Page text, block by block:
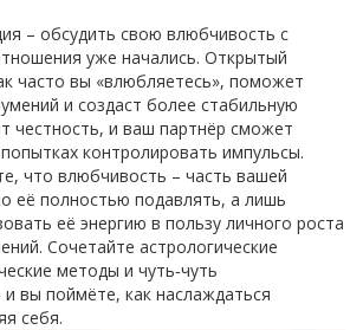
– обсудить свою влюбчивость с
уже начались. Открытый
часто вы «влюбляетесь», поможет
и создаст более стабильную
честность, и ваш партнёр сможет
контролировать импульсы.
что влюбчивость – часть вашей
её полностью подавлять, а лишь
её энергию в пользу личного роста
Сочетайте астрологические
методы и чуть‑чуть
вы поймёте, как наслаждаться
себя.